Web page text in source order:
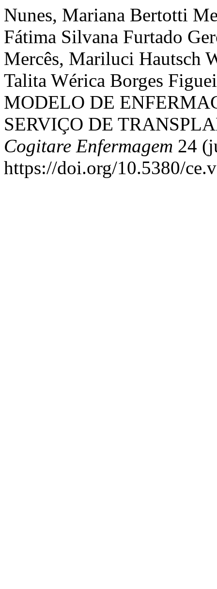
Nunes, Mariana Bertotti
Fátima Silvana Furtado
Mercês, Mariluci Hautsch
Talita Wérica Borges
MODELO DE
SERVIÇO DE
Cogitare Enfermagem 24
https://doi.org/10.5380/